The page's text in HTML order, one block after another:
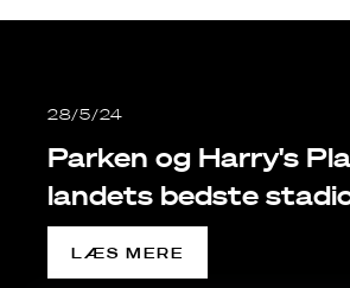
28/5/24
Parken og Harry's
landets bedste
LÆS MERE